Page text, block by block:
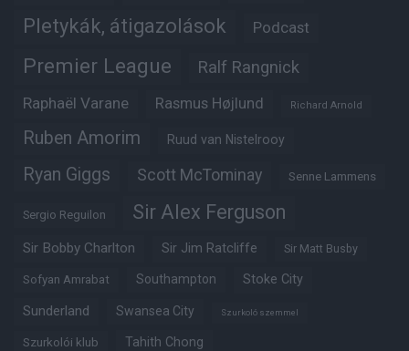
Pletykák, átigazolások Podcast
Premier League Ralf Rangnick
Raphaël Varane Rasmus Højlund Richard Arnold
Ruben Amorim Ruud van Nistelrooy
Ryan Giggs Scott McTominay Senne Lammens
Sergio Reguilon Sir Alex Ferguson
Sir Bobby Charlton Sir Jim Ratcliffe Sir Matt Busby
Sofyan Amrabat Southampton Stoke City
Sunderland Swansea City Szurkoló szemmel
Szurkolói klub Tahith Chong